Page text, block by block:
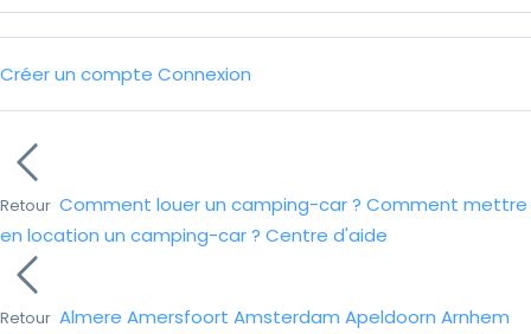
Créer un compte Connexion
Retour Comment louer un camping-car ? Comment mettre
en location un camping-car ? Centre d'aide
Retour Almere Amersfoort Amsterdam Apeldoorn Arnhem